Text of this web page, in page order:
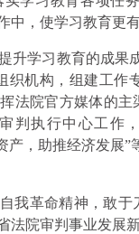
，使学习教育更
升学习教育的成果
织机构，组建工
法院官方媒体的
判执行中心工作
产，助推经济发展
我革命精神，敢
法院审判事业发展新